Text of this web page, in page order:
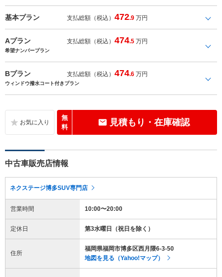
基本プラン 支払総額（税込）472.9 万円
Aプラン 支払総額（税込）474.5 万円
希望ナンバープラン
Bプラン 支払総額（税込）474.6 万円
ウィンドウ撥水コート付きプラン
無
料
見積もり・在庫確認
中古車販売店情報
ネクステージ博多SUV専門店
営業時間 10:00〜20:00
定休日 第3水曜日（祝日を除く）
住所
福岡県福岡市博多区西月隈6-3-50
地図を見る（Yahoo!マップ）